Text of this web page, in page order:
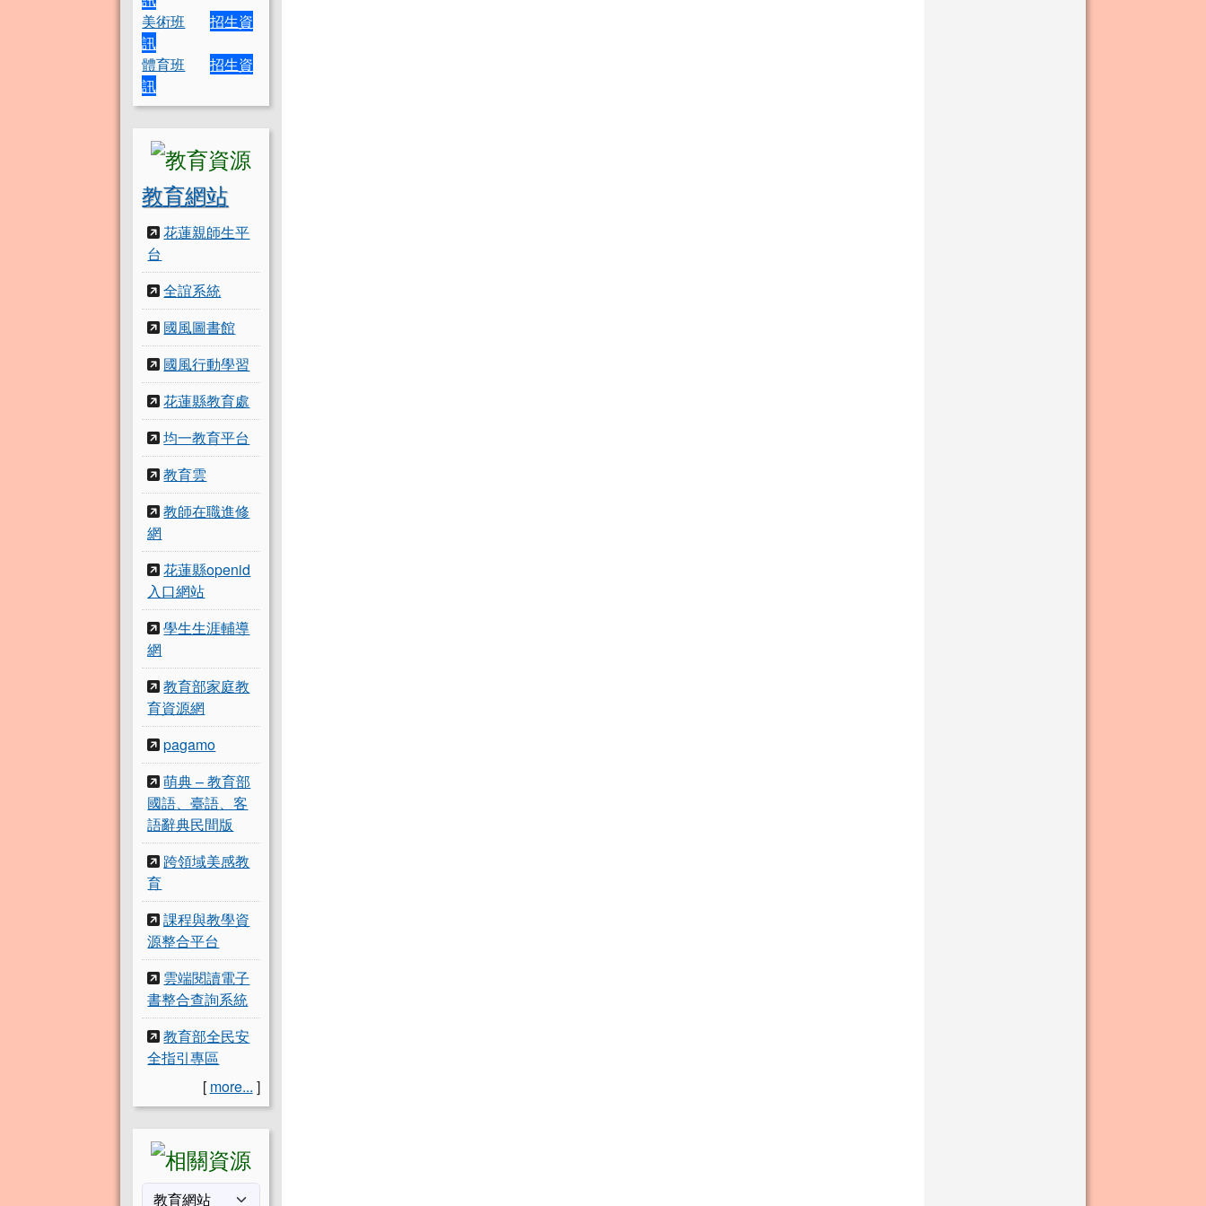
美術班
招生資
訊
體育班
招生資
訊
教育網站
花蓮親師生平
台
全誼系統
國風圖書館
國風行動學習
花蓮縣教育處
均一教育平台
教育雲
教師在職進修
網
花蓮縣openid
入口網站
學生生涯輔導
網
教育部家庭教
育資源網
pagamo
萌典 – 教育部
國語、臺語、客
語辭典民間版
跨領域美感教
育
課程與教學資
源整合平台
雲端閱讀電子
書整合查詢系統
教育部全民安
全指引專區
[ more... ]